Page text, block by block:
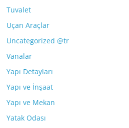
Tuvalet
Uçan Araçlar
Uncategorized @tr
Vanalar
Yapı Detayları
Yapı ve İnşaat
Yapı ve Mekan
Yatak Odası